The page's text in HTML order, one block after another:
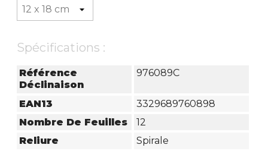
Spécifications :
Référence
Déclinaison
976089C
EAN13
3329689760898
Nombre De Feuilles
12
Reliure
Spirale